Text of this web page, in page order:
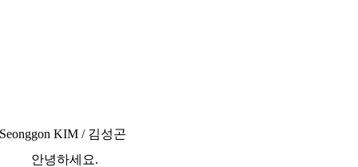
Seonggon KIM / 김성곤
안녕하세요.